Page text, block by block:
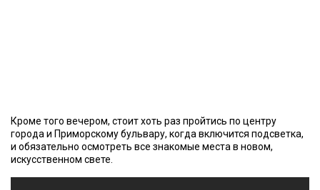
Кроме того вечером, стоит хоть раз пройтись по центру
города и Приморскому бульвару, когда включится подсветка,
и обязательно осмотреть все знакомые места в новом,
искусственном свете.